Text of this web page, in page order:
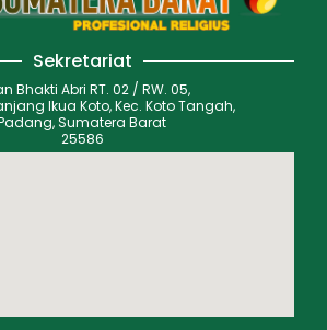
Sekretariat
Bhakti Abri RT. 02 / RW. 05,
Ikua Koto, Kec. Koto Tangah,
Sumatera Barat
25586